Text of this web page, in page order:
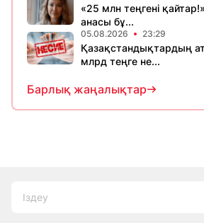
«25 млн теңгені
анасы бұ...
05.08.2026 23:29
Қазақстандықтардың
млрд теңге не...
Барлық жаңалықтар